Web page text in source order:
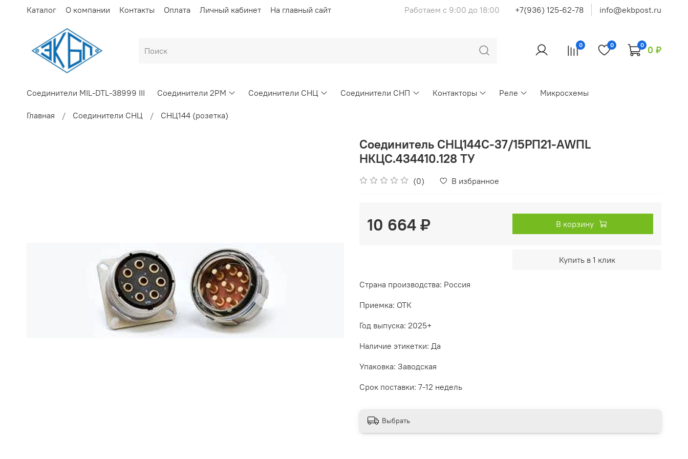
Каталог О компании Контакты Оплата Личный кабинет На главный сайт Работаем с 9:00 до 18:00 +7(936) 125-62-78 info@ekbpost.ru
0 0 0 0 ₽
Соединители MIL-DTL-38999 III Соединители 2РМ Соединители СНЦ Соединители СНП Контакторы Реле Микросхемы
Главная Соединители СНЦ СНЦ144 (розетка)
Соединитель СНЦ144С-37/15РП21-AWПL
НКЦС.434410.128 ТУ
(0) В избранное
10 664 ₽ В корзину
Купить в 1 клик
Страна производства: Россия
Приемка: ОТК
Год выпуска: 2025+
Наличие этикетки: Да
Упаковка: Заводская
Срок поставки: 7-12 недель
Выбрать